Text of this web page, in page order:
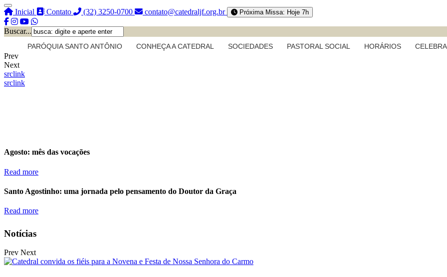
Inicial Contato (32) 3250-0700 contato@catedraljf.org.br Próxima Missa: Hoje 7h
Buscar...
PARÓQUIA SANTO ANTÔNIO CONHEÇA A CATEDRAL SOCIEDADES PASTORAL SOCIAL HORÁRIOS
Prev
Next
srclink
srclink
Agosto: mês das vocações
Read more
Santo Agostinho: uma jornada pelo pensamento do Doutor da Graça
Read more
Notícias
Prev Next